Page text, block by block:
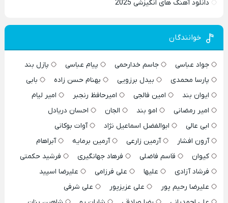
دانلود آهنگ های انگیزشی 2025
خوانندگان
جواد عباسی جاسم خدارحمی پیام عباسی
پازل بند
پارسا محمدی
بیدل برزویی بهنام حسن زاده
بابی
ایوان بند
امین فالجی امیرحافظ رنجبر
امیر لیام
امیر رمضانی
امو بند الجان
احسان دریادل
ابی عالی
ابوالفضل اسماعیل نژاد
آوات بوکانی
آرون افشار
آرمین زارعی آرمین برمایه
آبراهام
کیوان
قاسم فاضلی فرهاد جهانگیری
فرشید حکمتی
فرشاد آزادی
علیها علی فرزامی
علیرضا اسپید
علیرضا رحیم پور
علی عزیزپور
علی شرفی